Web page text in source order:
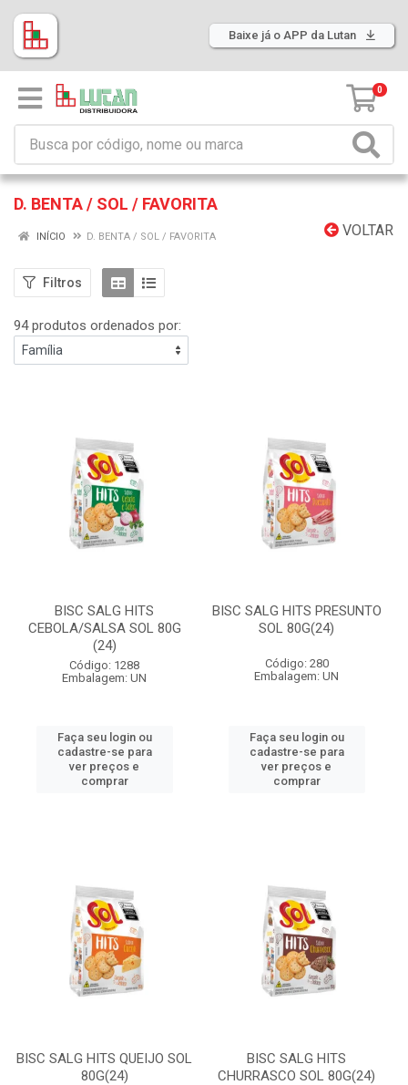
Baixe já o APP da Lutan
0
D. BENTA / SOL / FAVORITA
VOLTAR
INÍCIO D. BENTA / SOL / FAVORITA
Filtros
94 produtos ordenados por:
BISC SALG HITS
CEBOLA/SALSA SOL 80G
(24)
Código: 1288
Embalagem: UN
Faça seu login ou
cadastre-se para
ver preços e
comprar
BISC SALG HITS PRESUNTO
SOL 80G(24)
Código: 280
Embalagem: UN
Faça seu login ou
cadastre-se para
ver preços e
comprar
BISC SALG HITS QUEIJO SOL
80G(24)
BISC SALG HITS
CHURRASCO SOL 80G(24)